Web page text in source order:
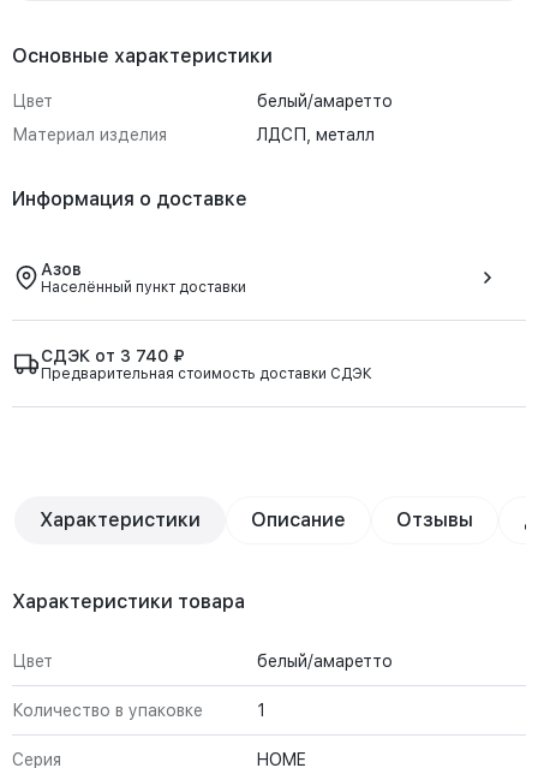
Основные характеристики
Цвет
белый/амаретто
Материал изделия
ЛДСП, металл
Информация о доставке
Азов
Населённый пункт доставки
СДЭК от 3 740 ₽
Предварительная стоимость доставки СДЭК
Характеристики Описание Отзывы
Характеристики товара
Цвет белый/амаретто
Количество в упаковке 1
Серия HOME